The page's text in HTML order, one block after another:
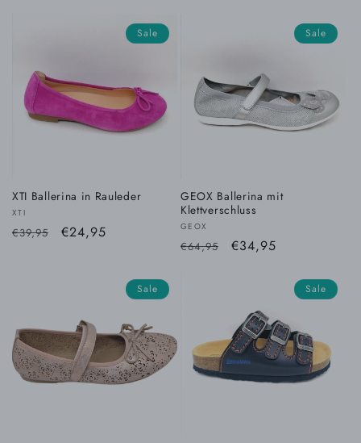
Sale
XTI Ballerina in Rauleder
Anbieter:
XTI
Normaler
€39,95 Verkaufspreis
€24,95
Sale
GEOX Ballerina mit
Klettverschluss
Anbieter:
GEOX
Normaler
€64,95 Verkaufspreis
€34,95
Sale Sale